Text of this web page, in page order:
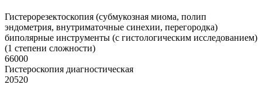
Гистерорезектоскопия (субмукозная миома, полип
эндометрия, внутриматочные синехии, перегородка)
биполярные инструменты (с гистологическим исследованием)
(1 степени сложности)
66000
Гистероскопия диагностическая
20520